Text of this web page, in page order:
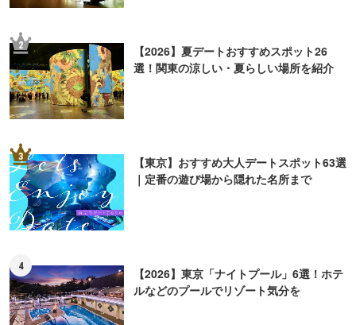
2
【2026】夏デートおすすめスポット26
選！関東の涼しい・夏らしい場所を紹介
3
【東京】おすすめ大人デートスポット63選
｜定番の遊び場から隠れた名所まで
4
【2026】東京「ナイトプール」6選！ホテ
ルなどのプールでリゾート気分を